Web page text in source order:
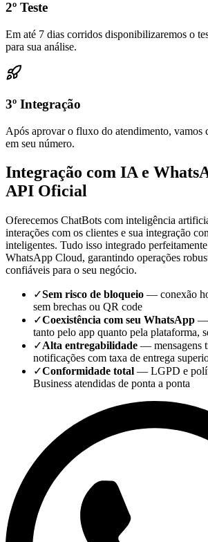
2º Teste
Em até 7 dias corridos disponibilizaremos o
para sua análise.
3º Integração
Após aprovar o fluxo do atendimento, vamos
em seu número.
Integração com IA e
API Oficial
Oferecemos ChatBots com inteligência
interações com os clientes e sua integração
inteligentes. Tudo isso integrado
WhatsApp Cloud, garantindo operações
confiáveis para o seu negócio.
✓Sem risco de bloqueio — conexão
sem brechas ou QR code
✓Coexistência com seu WhatsApp —
tanto pelo app quanto pela plataforma,
✓Alta entregabilidade — mensagens
notificações com taxa de entrega
✓Conformidade total — LGPD e
Business atendidas de ponta a ponta